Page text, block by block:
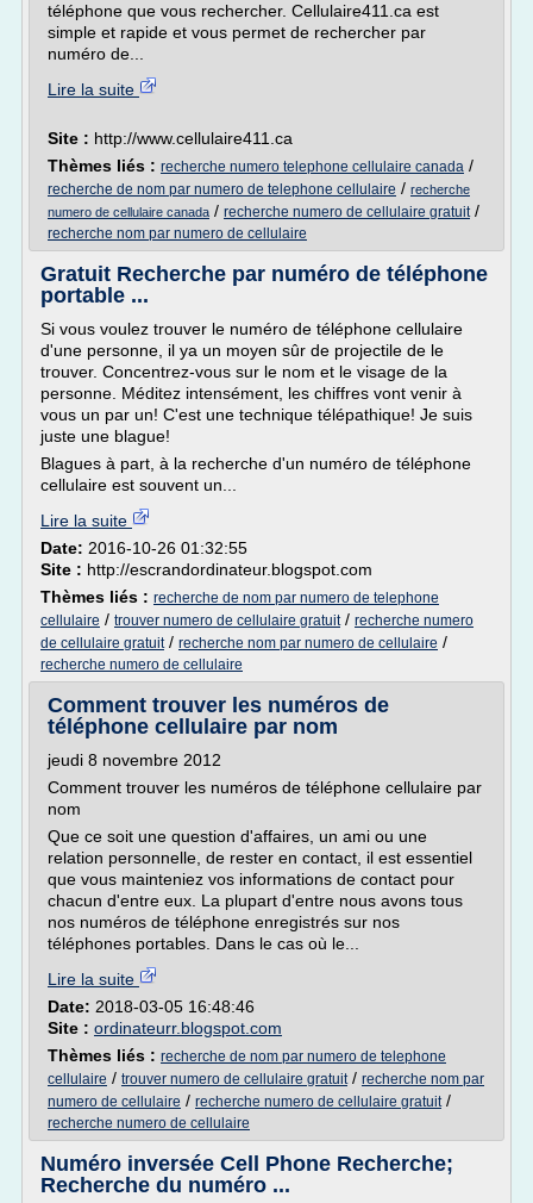
téléphone que vous rechercher. Cellulaire411.ca est
simple et rapide et vous permet de rechercher par
numéro de...
Lire la suite
Site : http://www.cellulaire411.ca
Thèmes liés : recherche numero telephone cellulaire canada /
recherche de nom par numero de telephone cellulaire / recherche
numero de cellulaire canada / recherche numero de cellulaire gratuit/
recherche nom par numero de cellulaire
Gratuit Recherche par numéro de téléphone
portable ...
Si vous voulez trouver le numéro de téléphone cellulaire
d'une personne, il ya un moyen sûr de projectile de le
trouver. Concentrez-vous sur le nom et le visage de la
personne. Méditez intensément, les chiffres vont venir à
vous un par un! C'est une technique télépathique! Je suis
juste une blague!
Blagues à part, à la recherche d'un numéro de téléphone
cellulaire est souvent un...
Lire la suite
Date: 2016-10-26 01:32:55
Site : http://escrandordinateur.blogspot.com
Thèmes liés : recherche de nom par numero de telephone
cellulaire / trouver numero de cellulaire gratuit/ recherche numero
de cellulaire gratuit/ recherche nom par numero de cellulaire /
recherche numero de cellulaire
Comment trouver les numéros de
téléphone cellulaire par nom
jeudi 8 novembre 2012
Comment trouver les numéros de téléphone cellulaire par
nom
Que ce soit une question d'affaires, un ami ou une
relation personnelle, de rester en contact, il est essentiel
que vous mainteniez vos informations de contact pour
chacun d'entre eux. La plupart d'entre nous avons tous
nos numéros de téléphone enregistrés sur nos
téléphones portables. Dans le cas où le...
Lire la suite
Date: 2018-03-05 16:48:46
Site : ordinateurr.blogspot.com
Thèmes liés : recherche de nom par numero de telephone
cellulaire / trouver numero de cellulaire gratuit/ recherche nom par
numero de cellulaire / recherche numero de cellulaire gratuit/
recherche numero de cellulaire
Numéro inversée Cell Phone Recherche;
Recherche du numéro ...